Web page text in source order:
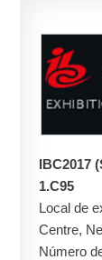
IBC2017
1.C95
Local de
Centre,
Número